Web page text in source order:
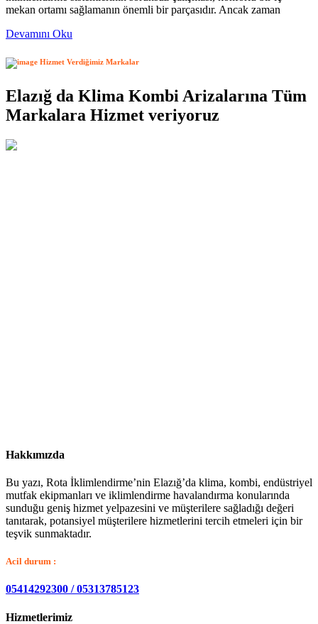
mekan ortamı sağlamanın önemli bir parçasıdır. Ancak zaman
Devamını Oku
Hizmet Verdiğimiz Markalar
Elazığ da Klima Kombi Arizalarına Tüm
Markalara Hizmet veriyoruz
Hakkımızda
Bu yazı, Rota İklimlendirme’nin Elazığ’da klima, kombi, endüstriyel
mutfak ekipmanları ve iklimlendirme havalandırma konularında
sunduğu geniş hizmet yelpazesini ve müşterilere sağladığı değeri
tanıtarak, potansiyel müşterilere hizmetlerini tercih etmeleri için bir
teşvik sunmaktadır.
Acil durum :
05414292300 / 05313785123
Hizmetlerimiz